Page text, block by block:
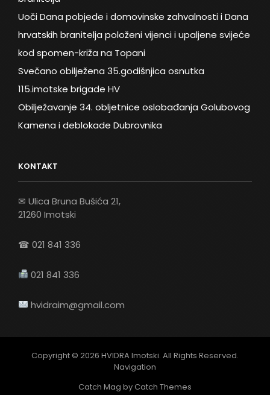
Uoči Dana pobjede i domovinske zahvalnosti i Dana
hrvatskih branitelja položeni vijenci i upaljene svijeće
kod spomen-križa na Topani
Svečano obilježena 35.godišnjica osnutka
115.imotske brigade HV
Obilježavanje 34. obljetnice oslobađanja Golubovog
Kamena i deblokade Dubrovnika
KONTAKT
✉ Ulica Bruna Bušića 21,
21260 Imotski
☎ 021 841 336
021 841 336
hvidraim@gmail.com
Copyright © 2026 HVIDRA Imotski. All Rights Reserved.
Navigation
Catch Mag byCatch Themes